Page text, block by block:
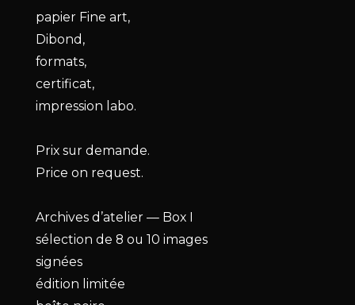
papier Fine art,
Dibond,
formats,
certificat,
impression labo.
Prix sur demande.
Price on request.
Archives d’atelier — Box I
sélection de 8 ou 10 images
signées
édition limitée